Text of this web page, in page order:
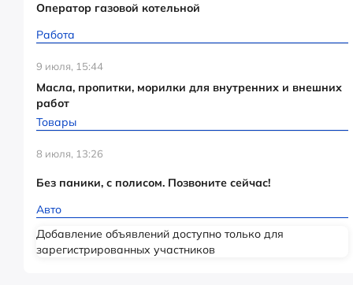
Оператор газовой котельной
Работа
9 июля, 15:44
Масла, пропитки, морилки для внутренних и внешних
работ
Товары
8 июля, 13:26
Без паники, с полисом. Позвоните сейчас!
Авто
Добавление объявлений доступно только для
зарегистрированных участников